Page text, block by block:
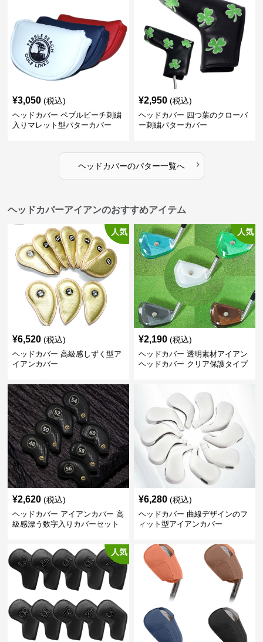
¥3,050 (税込)
ヘッドカバー ペブルビーチ刺繍
入りマレット型パターカバー
¥2,950 (税込)
ヘッドカバー 四つ葉のクローバ
ー刺繍パターカバー
ヘッドカバーのパター一覧へ ›
ヘッドカバーアイアンのおすすめアイテム
人気
¥6,520 (税込)
ヘッドカバー 高級感しずく型ア
イアンカバー
人気
¥2,190 (税込)
ヘッドカバー 透明素材アイアン
ヘッドカバー クリア保護タイプ
¥2,620 (税込)
ヘッドカバー アイアンカバー 高
級感漂う数字入りカバーセット
¥6,280 (税込)
ヘッドカバー 曲線デザインのフ
ィット型アイアンカバー
人気